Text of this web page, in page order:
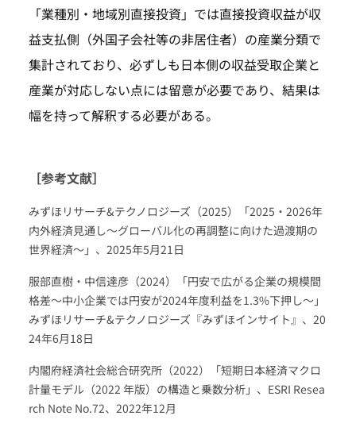
「業種別・地域別直接投資」では直接投資収益が収
益支払側（外国子会社等の非居住者）の産業分類で
集計されており、必ずしも日本側の収益受取企業と
産業が対応しない点には留意が必要であり、結果は
幅を持って解釈する必要がある。
［参考文献］
みずほリサーチ&テクノロジーズ（2025）「2025・2026年
内外経済見通し～グローバル化の再調整に向けた過渡期の
世界経済～」、2025年5月21日
服部直樹・中信達彦（2024）「円安で広がる企業の規模間
格差～中小企業では円安が2024年度利益を1.3%下押し～」
みずほリサーチ&テクノロジーズ『みずほインサイト』、20
24年6月18日
内閣府経済社会総合研究所（2022）「短期日本経済マクロ
計量モデル（2022 年版）の構造と乗数分析」、ESRI Resea
rch Note No.72、2022年12月